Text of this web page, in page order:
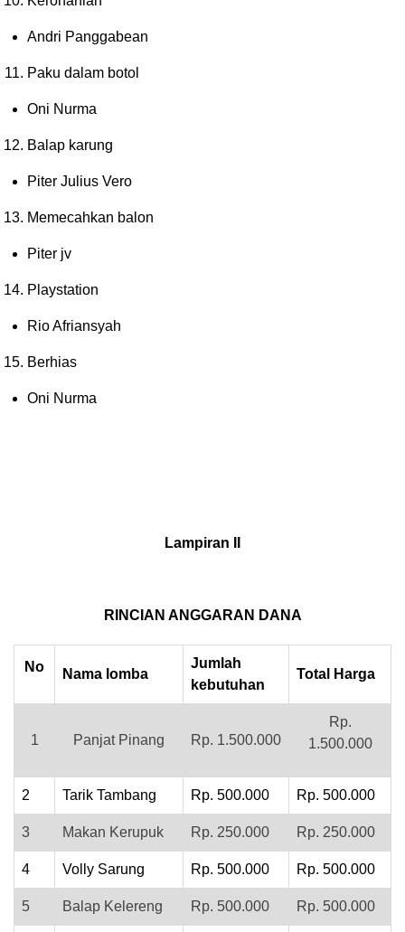
Andri Panggabean
Paku dalam botol
Oni Nurma
Balap karung
Piter Julius Vero
Memecahkan balon
Piter jv
Playstation
Rio Afriansyah
Berhias
Oni Nurma
Lampiran II
RINCIAN ANGGARAN DANA
No Nama lomba
Jumlah
kebutuhan
Total Harga
1 Panjat Pinang Rp. 1.500.000
Rp.
1.500.000
2 Tarik Tambang Rp. 500.000 Rp. 500.000
3 Makan Kerupuk Rp. 250.000 Rp. 250.000
4 Volly Sarung Rp. 500.000 Rp. 500.000
5 Balap Kelereng Rp. 500.000 Rp. 500.000